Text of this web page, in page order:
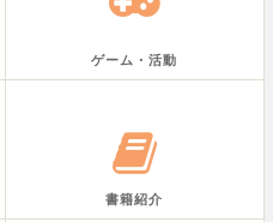
ゲーム・活動
書籍紹介